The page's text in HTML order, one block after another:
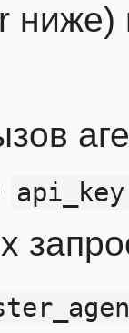
ниже)
api_key